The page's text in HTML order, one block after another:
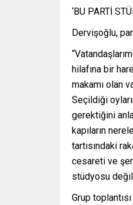
‘BU PARTİ
Dervişoğlu,
hilafına bir
makamı olan
Seçildiği
gerektiğini
kapıların
tartısındaki
cesareti ve
stüdyosu
Grup